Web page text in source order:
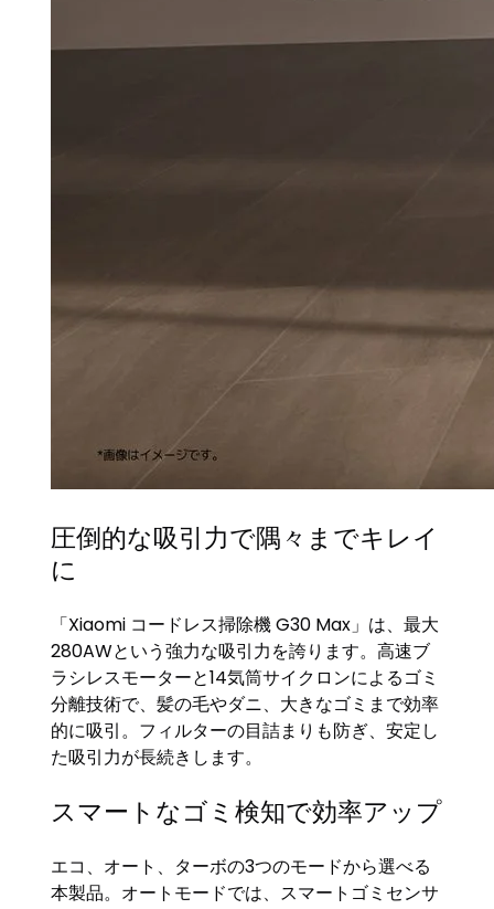
圧倒的な吸引力で隅々までキレイ
に
「Xiaomi コードレス掃除機 G30 Max」は、最大
280AWという強力な吸引力を誇ります。高速ブ
ラシレスモーターと14気筒サイクロンによるゴミ
分離技術で、髪の毛やダニ、大きなゴミまで効率
的に吸引。フィルターの目詰まりも防ぎ、安定し
た吸引力が長続きします。
スマートなゴミ検知で効率アップ
エコ、オート、ターボの3つのモードから選べる
本製品。オートモードでは、スマートゴミセンサ